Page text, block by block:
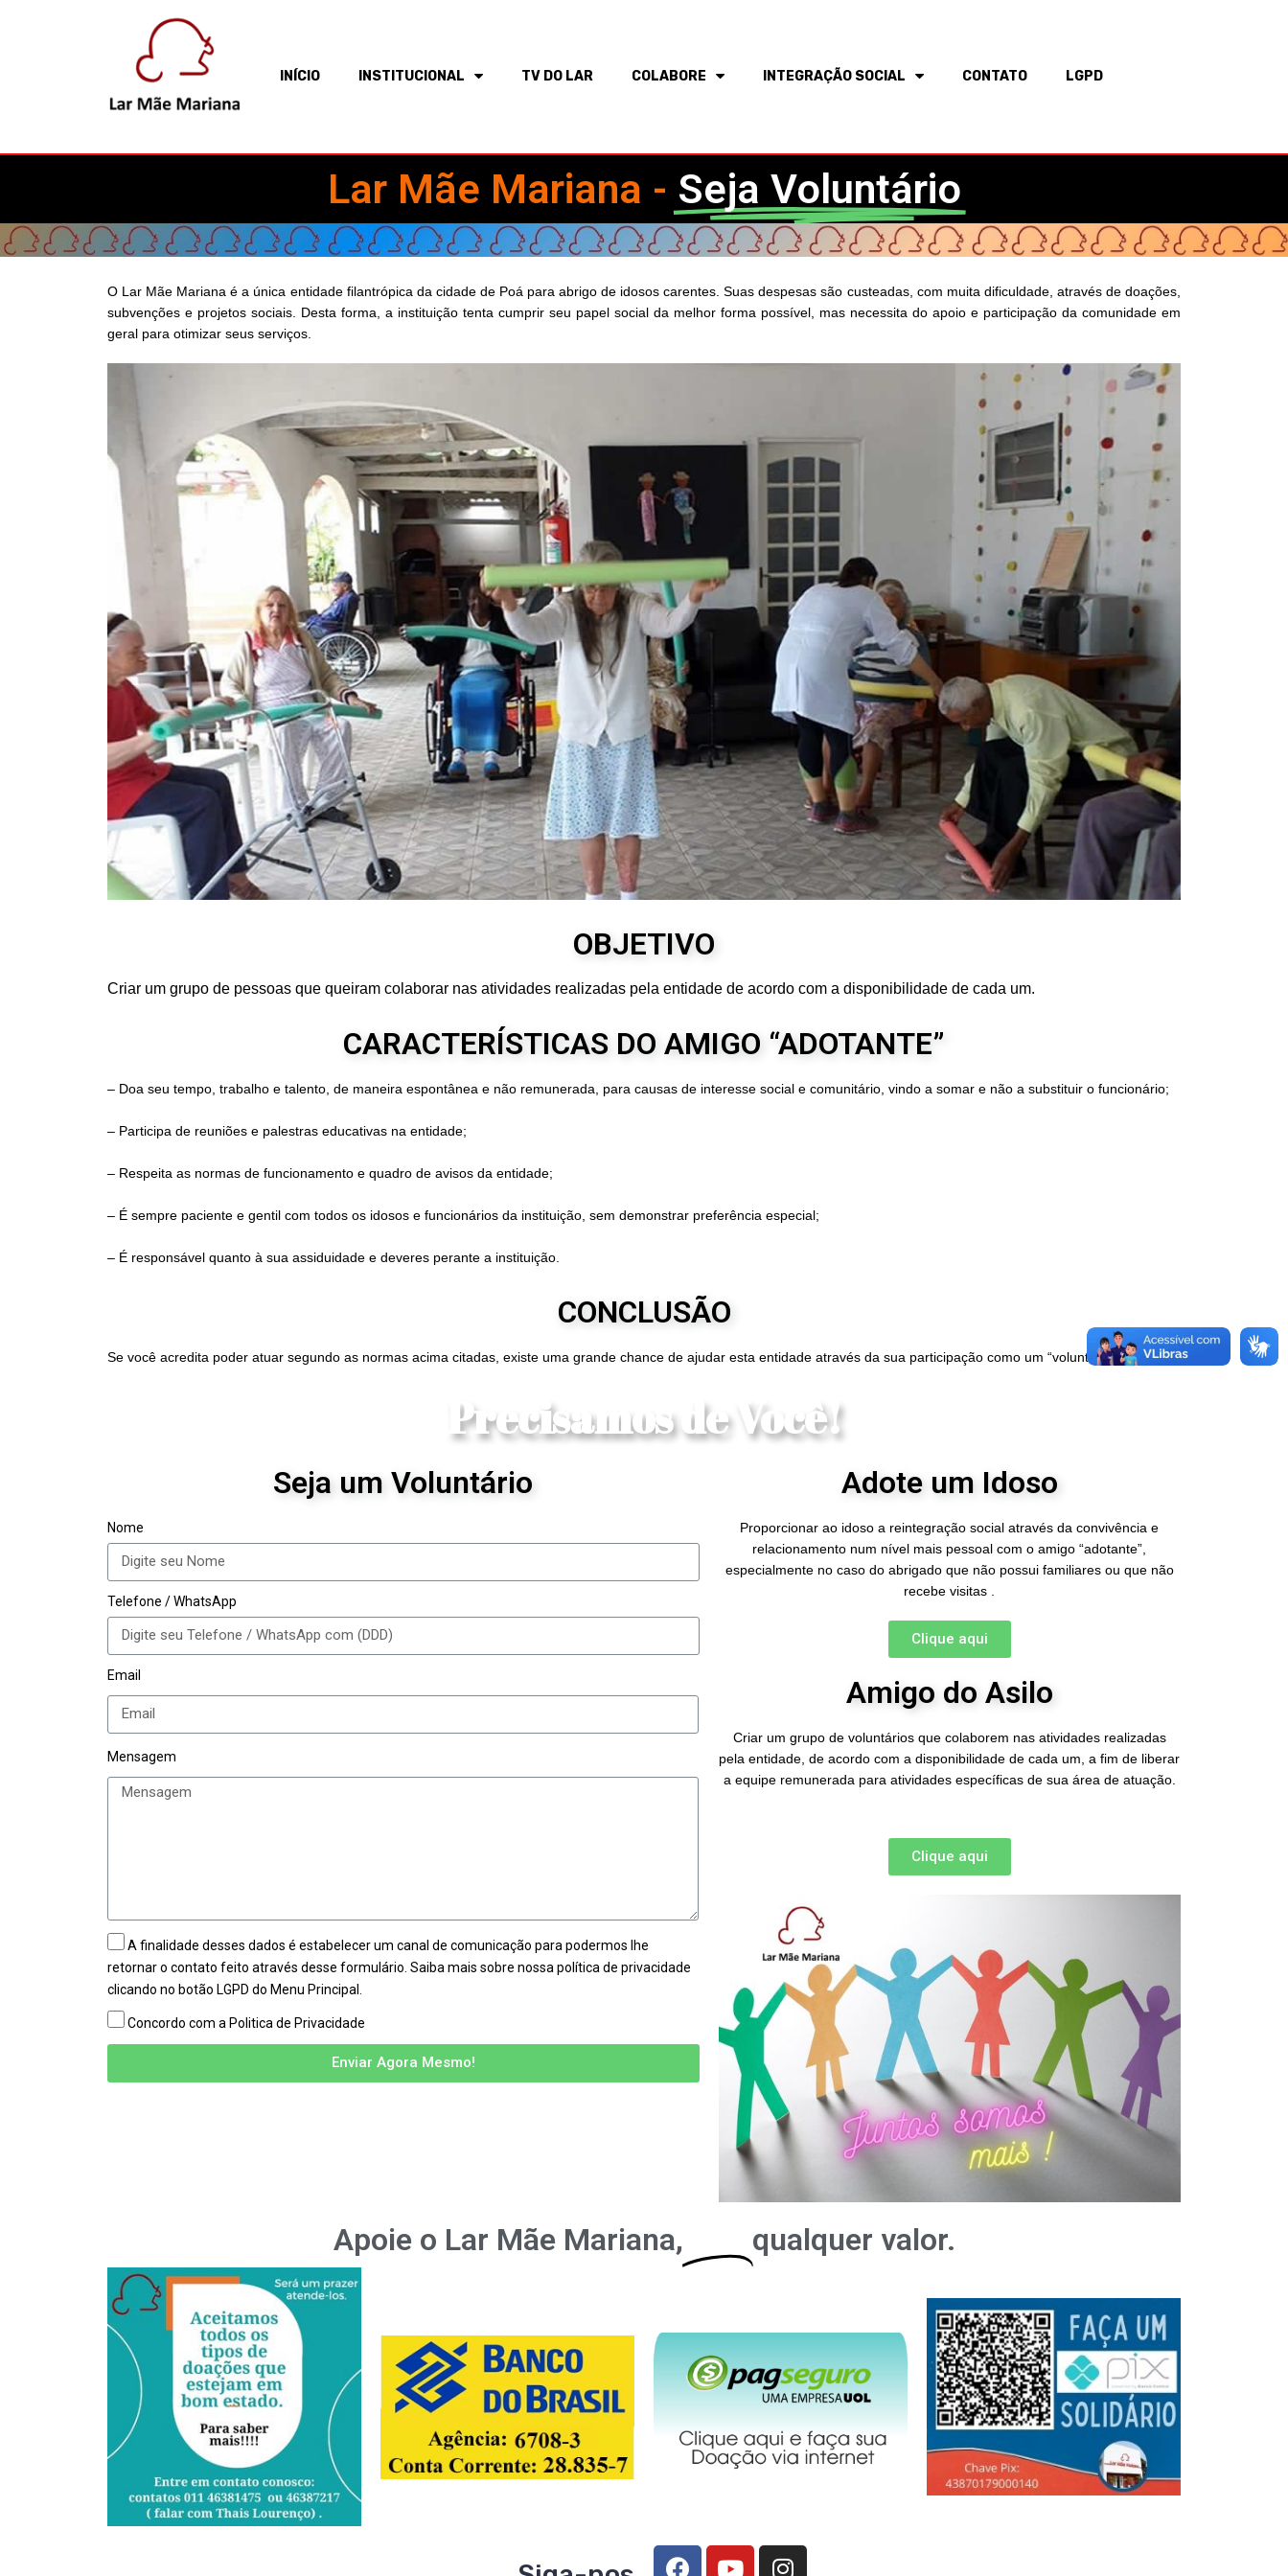
INÍCIO INSTITUCIONAL TV DO LAR COLABORE INTEGRAÇÃO SOCIAL CONTATO LGPD
Lar Mãe Mariana - Seja Voluntário
O Lar Mãe Mariana é a única entidade filantrópica da cidade de Poá para abrigo de idosos carentes. Suas despesas são custeadas, com muita dificuldade, através de doações,
subvenções e projetos sociais. Desta forma, a instituição tenta cumprir seu papel social da melhor forma possível, mas necessita do apoio e participação da comunidade em
geral para otimizar seus serviços.
OBJETIVO
Criar um grupo de pessoas que queiram colaborar nas atividades realizadas pela entidade de acordo com a disponibilidade de cada um.
CARACTERÍSTICAS DO AMIGO “ADOTANTE”
– Doa seu tempo, trabalho e talento, de maneira espontânea e não remunerada, para causas de interesse social e comunitário, vindo a somar e não a substituir o funcionário;
– Participa de reuniões e palestras educativas na entidade;
– Respeita as normas de funcionamento e quadro de avisos da entidade;
– É sempre paciente e gentil com todos os idosos e funcionários da instituição, sem demonstrar preferência especial;
– É responsável quanto à sua assiduidade e deveres perante a instituição.
CONCLUSÃO
Se você acredita poder atuar segundo as normas acima citadas, existe uma grande chance de ajudar esta entidade através da sua participação como um “voluntário”.
Precisamos de Você!
Seja um Voluntário
Nome
Telefone / WhatsApp
Email
Mensagem
A finalidade desses dados é estabelecer um canal de comunicação para podermos lhe
retornar o contato feito através desse formulário. Saiba mais sobre nossa política de privacidade
clicando no botão LGPD do Menu Principal.
Concordo com a Politica de Privacidade
Enviar Agora Mesmo!
Adote um Idoso
Proporcionar ao idoso a reintegração social através da convivência e
relacionamento num nível mais pessoal com o amigo “adotante”,
especialmente no caso do abrigado que não possui familiares ou que não
recebe visitas .
Clique aqui
Amigo do Asilo
Criar um grupo de voluntários que colaborem nas atividades realizadas
pela entidade, de acordo com a disponibilidade de cada um, a fim de liberar
a equipe remunerada para atividades específicas de sua área de atuação.
Clique aqui
Apoie o Lar Mãe Mariana, qualquer valor.